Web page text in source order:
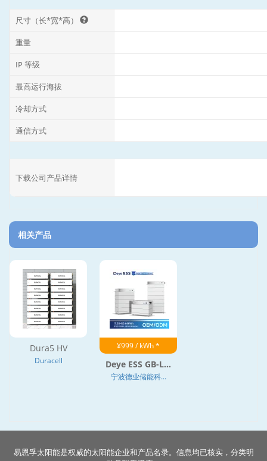
尺寸（长*宽*高）
重量
IP 等级
最高运行海拔
冷却方式
通信方式
下载公司产品详情
相关产品
Dura5 HV
Duracell
¥999 / kWh *
Deye ESS GB-L...
宁波德业储能科...
易恩孚太阳能是权威的太阳能企业和产品名录。信息均已核实，分类明